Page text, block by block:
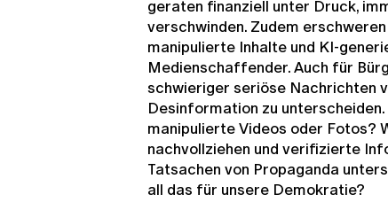
geraten finanziell unter Druck,
verschwinden. Zudem
manipulierte Inhalte und KI-
Medienschaffender. Auch für
schwieriger seriöse Nachrichten
Desinformation zu
manipulierte Videos oder Fotos?
nachvollziehen und verifizierte
Tatsachen von Propaganda
all das für unsere Demokratie?